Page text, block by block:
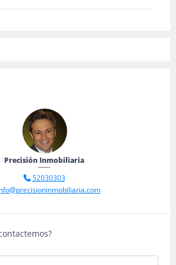
Precisión Inmobiliaria
52030303